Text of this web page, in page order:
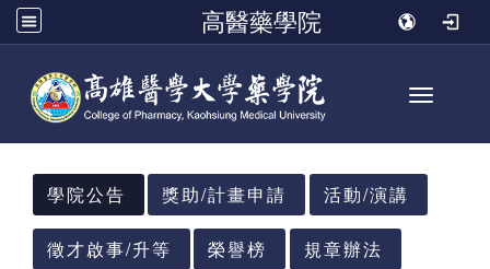
高醫藥學院
Toggle
:::
學院公告
獎助/計畫申請 活動/演講
徵才啟事/升等 榮譽榜 規章辦法